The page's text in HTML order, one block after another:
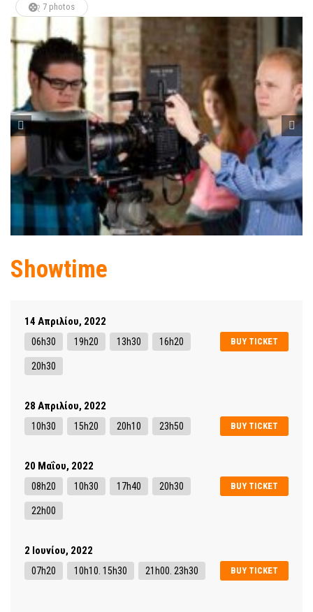
7 photos
Showtime
14 Απριλίου, 2022
BUY TICKET
06h30 19h20 13h30 16h20
20h30
28 Απριλίου, 2022
BUY TICKET
10h30 15h20 20h10 23h50
20 Μαΐου, 2022
BUY TICKET
08h20 10h30 17h40 20h30
22h00
2 Ιουνίου, 2022
BUY TICKET
07h20 10h10. 15h30 21h00. 23h30